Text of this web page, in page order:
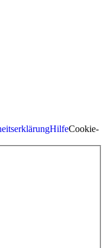
HilfeCookie-